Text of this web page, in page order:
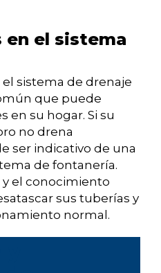
en el sistema
sistema de drenaje
que puede
en su hogar. Si su
no drena
ser indicativo de una
de fontanería.
el conocimiento
sus tuberías y
normal.